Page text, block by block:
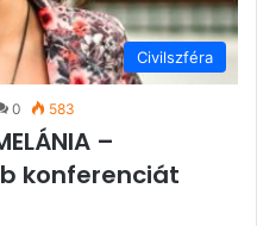
Civilszféra
0 583
–
konferenciát